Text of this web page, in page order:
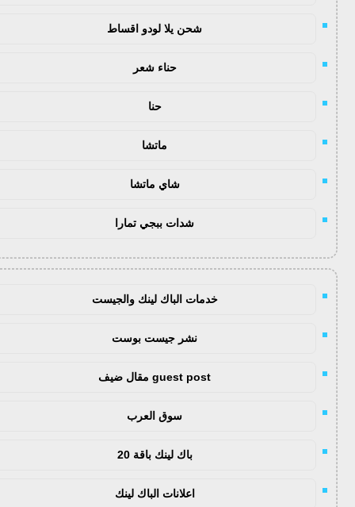
شحن يلا لودو اقساط
حناء شعر
حنا
ماتشا
شاي ماتشا
شدات ببجي تمارا
خدمات الباك لينك والجيست
نشر جيست بوست
guest post مقال ضيف
سوق العرب
باك لينك باقة 20
اعلانات الباك لينك